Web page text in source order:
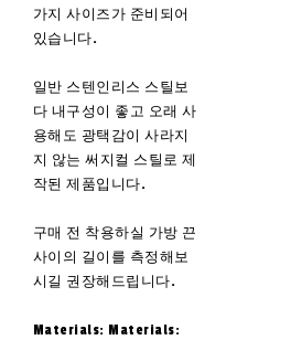
가지 사이즈가 준비되어
있습니다.
일반 스텐인리스 스틸보
다 내구성이 좋고 오래 사
용해도 광택감이 사라지
지 않는 써지컬 스틸로 제
작된 제품입니다.
구매 전 착용하실 가방 끈
사이의 길이를 측정해보
시길 권장해드립니다.
Materials: Materials: